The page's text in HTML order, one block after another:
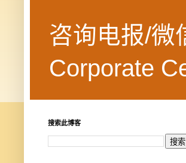
咨询电报/微
Corporate
搜索此博客